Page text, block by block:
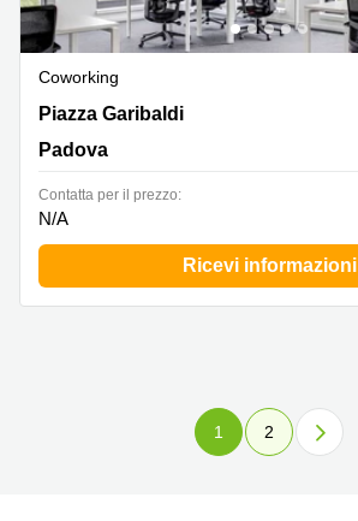
Coworking
Piazza Garibaldi, Padova
Piazza Garibaldi
Padova
Сontatta per il prezzo:
N/A
Ricevi informazioni
1 2